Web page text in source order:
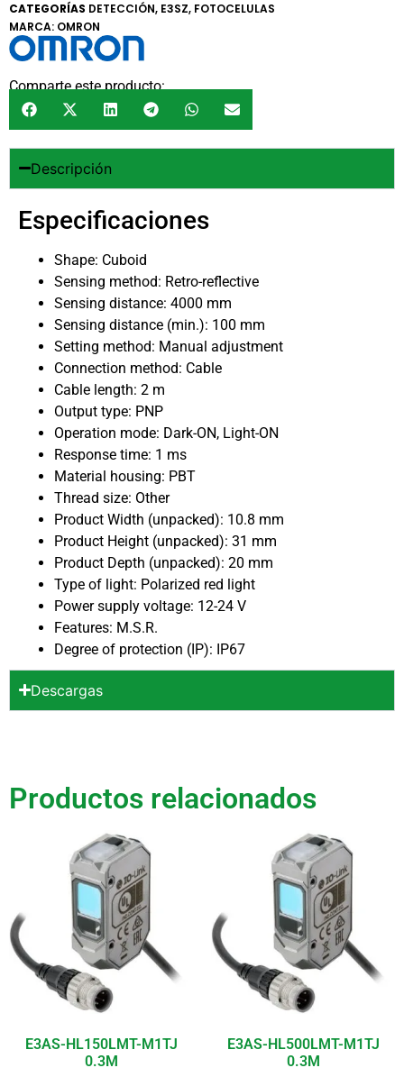
CATEGORÍAS DETECCIÓN, E3SZ, FOTOCELULAS
MARCA: OMRON
Comparte este producto:
Descripción
Especificaciones
Shape: Cuboid
Sensing method: Retro-reflective
Sensing distance: 4000 mm
Sensing distance (min.): 100 mm
Setting method: Manual adjustment
Connection method: Cable
Cable length: 2 m
Output type: PNP
Operation mode: Dark-ON, Light-ON
Response time: 1 ms
Material housing: PBT
Thread size: Other
Product Width (unpacked): 10.8 mm
Product Height (unpacked): 31 mm
Product Depth (unpacked): 20 mm
Type of light: Polarized red light
Power supply voltage: 12-24 V
Features: M.S.R.
Degree of protection (IP): IP67
Descargas
Productos relacionados
E3AS-HL150LMT-M1TJ
0.3M
E3AS-HL500LMT-M1TJ
0.3M